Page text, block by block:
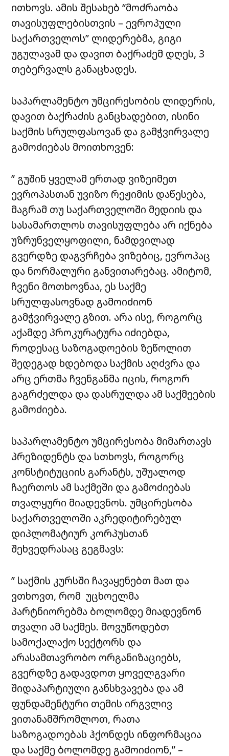
ითხოვს. ამის შესახებ “მოძრაობა
თავისუფლებისთვის – ევროპული
საქართველოს” ლიდერებმა, გიგი
უგულავამ და დავით ბაქრაძემ დღეს, 3
თებერვალს განაცხადეს.
საპარლამენტო უმცირესობის ლიდერის,
დავით ბაქრაძის განცხადებით, ისინი
საქმის სრულფასოვან და გამჭვირვალე
გამოძიებას მოითხოვენ:
” გუშინ ყველამ ერთად ვიზეიმეთ
ევროპასთან უვიზო რეჟიმის დაწესება,
მაგრამ თუ საქართველოში მედიის და
სასამართლოს თავისუფლება არ იქნება
უზრუნველყოფილი, ნამდვილად
გვერდზე დაგვრჩება ვიზებიც, ევროპაც
და ნორმალური განვითარებაც. ამიტომ,
ჩვენი მოთხოვნაა, ეს საქმე
სრულფასოვნად გამოიძიონ
გამჭვირვალე გზით. არა ისე, როგორც
აქამდე პროკურატურა იძიებდა,
როდესაც საზოგადოების ზეწოლით
შედეგად ხდებოდა საქმის აღძვრა და
არც ერთმა ჩვენგანმა იცის, როგორ
გაგრძელდა და დასრულდა ამ საქმეების
გამოძიება.
საპარლამენტო უმცირესობა მიმართავს
პრეზიდენტს და სთხოვს, როგორც
კონსტიტუციის გარანტს, უშუალოდ
ჩაერთოს ამ საქმეში და გამოძიებას
თვალყური მიადევნოს. უმცირესობა
საქართველოში აკრედიტირებულ
დიპლომატიურ კორპუსთან
შეხვედრასაც გეგმავს:
” საქმის კურსში ჩავაყენებთ მათ და
ვთხოვთ, რომ უცხოელმა
პარტნიორებმა ბოლომდე მიადევნონ
თვალი ამ საქმეს. მოვუწოდებთ
სამოქალაქო სექტორს და
არასამთავრობო ორგანიზაციებს,
გვერდზე გადავდოთ ყოველგვარი
შიდაპარტიული განსხვავება და ამ
ფუნდამენტური თემის ირგვლივ
ვითანამშრომლოთ, რათა
საზოგადოებას ჰქონდეს ინფორმაცია
და საქმე ბოლომდე გამოიძიონ,” –